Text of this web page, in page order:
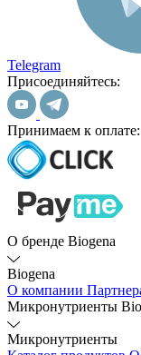
Telegram
Присоединяйтесь:
Принимаем к оплате:
О бренде Biogena
Biogena
О компании
Микронутриенты
Микронутриенты